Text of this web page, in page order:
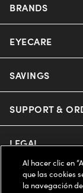
BRANDS
Nuance Audio
Ray-Ban
Oakley
Oakley Meta
EYECARE
Our Eyeglasses
Our Sunglasses
Our Contact Lenses
Ray-Ban | Meta
SAVINGS
Offers & Discount
Insurance
FSA & HSA
SUPPORT &
Help Center
Online Order
LEGAL
Privacy Policy
COMPANY
Al hacer clic en
que las cookies
la navegación